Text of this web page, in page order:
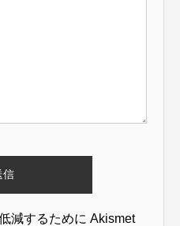
減するために Akismet